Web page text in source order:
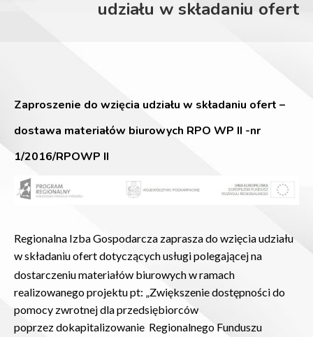
udziału w składaniu ofert
Zaproszenie do wzięcia udziału w składaniu ofert –
dostawa materiałów biurowych RPO WP II -nr
1/2016/RPOWP II
Regionalna Izba Gospodarcza zaprasza do wzięcia udziału
w składaniu ofert dotyczącychusługi polegającej na
dostarczeniu materiałów biurowych w ramach
realizowanego projektu pt: „Zwiększenie dostępności do
pomocy zwrotnej dla przedsiębiorców
poprzez dokapitalizowanie Regionalnego Funduszu